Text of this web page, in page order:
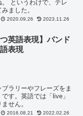
というわけで、テレ
ました。
2020.09.26 2023.11.26
つ英語表現】バンド
表現
ラリーやフレーズをま
す。英語では「live」
せん。
2016.08.21 2022.02.26